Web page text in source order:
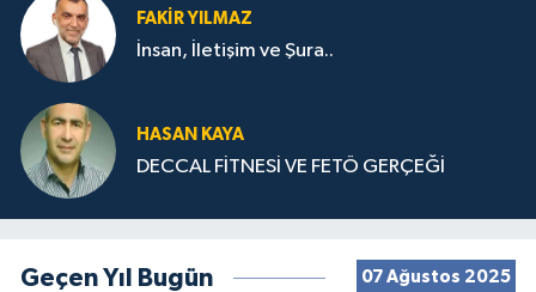
FAKIR YILMAZ
İnsan, İletişim ve Şura..
HASAN KAYA
DECCAL FİTNESİ VE FETÖ GERÇEĞİ
Geçen Yıl Bugün 07 Ağustos 2025